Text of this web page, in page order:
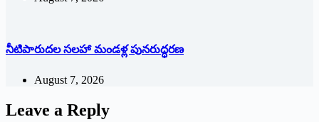
నీటిపారుదల సలహా మండళ్ల పునరుద్ధరణ
August 7, 2026
Leave a Reply